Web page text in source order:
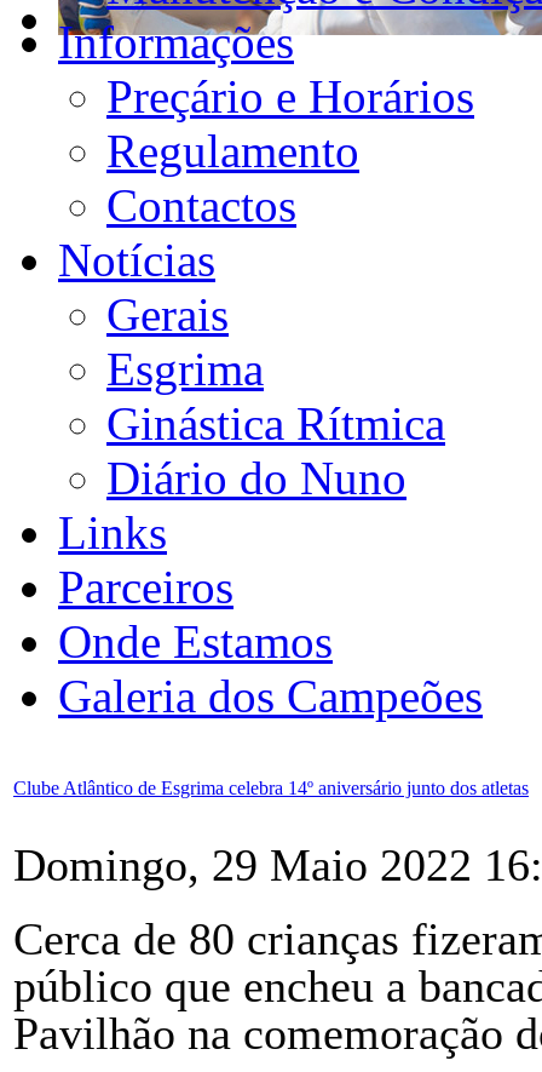
Informações
Preçário e Horários
Regulamento
Contactos
Notícias
Gerais
Esgrima
Ginástica Rítmica
Diário do Nuno
Links
Parceiros
Onde Estamos
Galeria dos Campeões
Clube Atlântico de Esgrima celebra 14º aniversário junto dos atletas
Domingo, 29 Maio 2022
Cerca de 80 crianças
público que encheu a
Pavilhão na comemoração